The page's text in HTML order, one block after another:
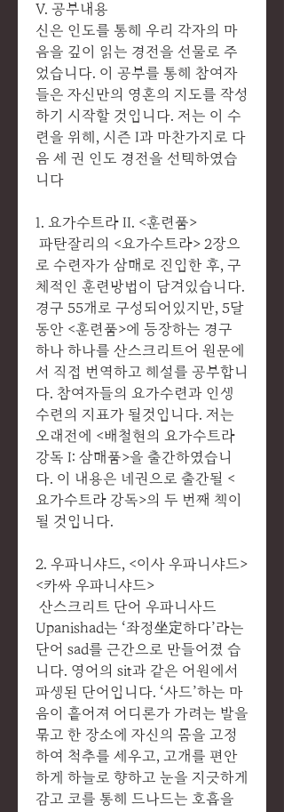
V. 공부내용
신은 인도를 통해 우리 각자의 마
음을 깊이 읽는 경전을 선물로 주
었습니다. 이 공부를 통해 참여자
들은 자신만의 영혼의 지도를 작성
하기 시작할 것입니다. 저는 이 수
련을 위해, 시즌 I과 마찬가지로 다
음 세 권 인도 경전을 선택하였습
니다
1. 요가수트라 II. <훈련품>
파탄잘리의 <요가수트라> 2장으
로 수련자가 삼매로 진입한 후, 구
체적인 훈련방법이 담겨있습니다.
경구 55개로 구성되어있지만, 5달
동안 <훈련품>에 등장하는 경구
하나 하나를 산스크리트어 원문에
서 직접 번역하고 해설를 공부합니
다. 참여자들의 요가수련과 인생
수련의 지표가 될것입니다. 저는
오래전에 <배철현의 요가수트라
강독 I: 삼매품>을 출간하였습니
다. 이 내용은 네권으로 출간될 <
요가수트라 강독>의 두 번째 책이
될 것입니다.
2. 우파니샤드, <이사 우파니샤드>
<카싸 우파니샤드>
산스크리트 단어 우파니사드
Upanishad는 ‘좌정坐定하다’라는
단어 sad를 근간으로 만들어졌 습
니다. 영어의 sit과 같은 어원에서
파생된 단어입니다. ‘사드’하는 마
음이 흩어져 어디론가 가려는 발을
묶고 한 장소에 자신의 몸을 고정
하여 척추를 세우고, 고개를 편안
하게 하늘로 향하고 눈을 지긋하게
감고 코를 통해 드나드는 호흡을